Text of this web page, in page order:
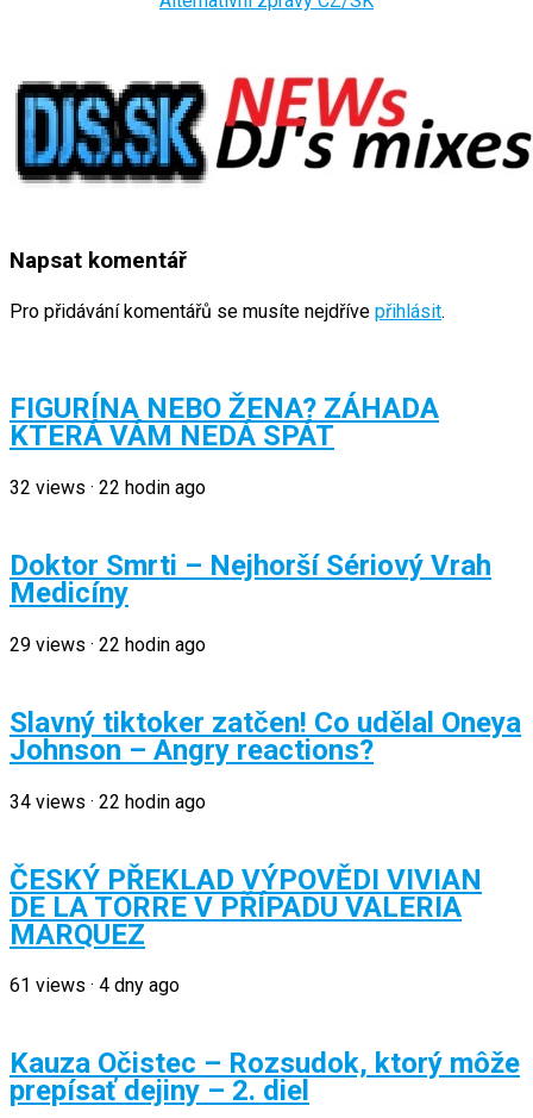
Napsat komentář
Pro přidávání komentářů se musíte nejdříve přihlásit.
FIGURÍNA NEBO ŽENA? ZÁHADA
KTERÁ VÁM NEDÁ SPÁT
32 views · 22 hodin ago
Doktor Smrti – Nejhorší Sériový Vrah
Medicíny
29 views · 22 hodin ago
Slavný tiktoker zatčen! Co udělal Oneya
Johnson – Angry reactions?
34 views · 22 hodin ago
ČESKÝ PŘEKLAD VÝPOVĚDI VIVIAN
DE LA TORRE V PŘÍPADU VALERIA
MARQUEZ
61 views · 4 dny ago
Kauza Očistec – Rozsudok, ktorý môže
prepísať dejiny – 2. diel